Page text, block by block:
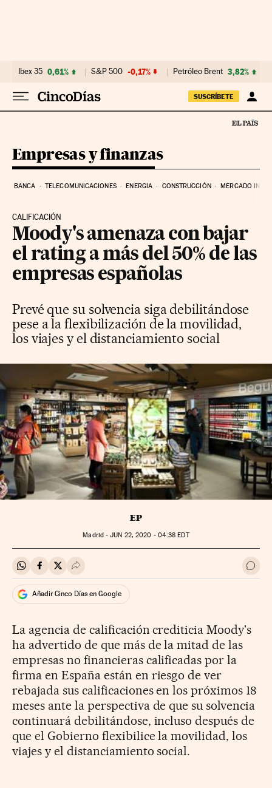
Ibex 35 0,61% S&P 500 -0,17% Petróleo Brent 3,82%
SUSCRÍBETE
Empresas y finanzas
BANCA TELECOMUNICACIONES ENERGIA CONSTRUCCIÓN MERCADO
CALIFICACIÓN
Moody's amenaza con bajar
el rating a más del 50% de las
empresas españolas
Prevé que su solvencia siga debilitándose
pese a la flexibilización de la movilidad,
los viajes y el distanciamiento social
EP
Madrid -JUN 22, 2020 - 04:38 EDT
Compartir en Whatsapp
Compartir en Facebook
Compartir en Twitter
Desplegar Redes Sociales Ir a
Añadir Cinco Días en Google
La agencia de calificación crediticia Moody's
ha advertido de que más de la mitad de las
empresas no financieras calificadas por la
firma en España están en riesgo de ver
rebajada sus calificaciones en los próximos 18
meses ante la perspectiva de que su solvencia
continuará debilitándose, incluso después de
que el Gobierno flexibilice la movilidad, los
viajes y el distanciamiento social.